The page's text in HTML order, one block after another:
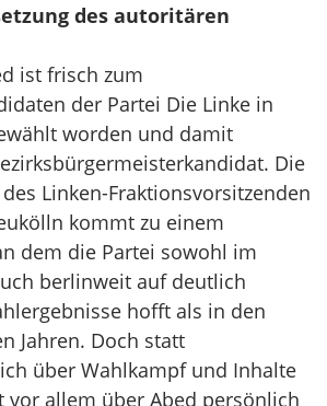
des autoritären
ist frisch zum
der Partei Die Linke in
worden und damit
Die
Linken-Fraktionsvorsitzenden
kommt zu einem
dem die Partei sowohl im
berlinweit auf deutlich
hofft als in den
Jahren. Doch statt
über Wahlkampf und Inhalte
vor allem über Abed persönlich